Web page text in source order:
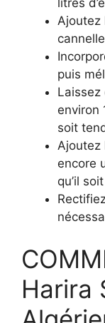
Ajoutez
puis
Laissez
environ
soit
Ajoutez
encore
qu’il
Harira